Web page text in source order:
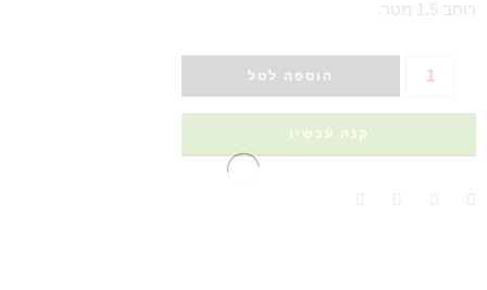
רוחב 1.5 מטר.
הוספה לסל
קנה עכשיו